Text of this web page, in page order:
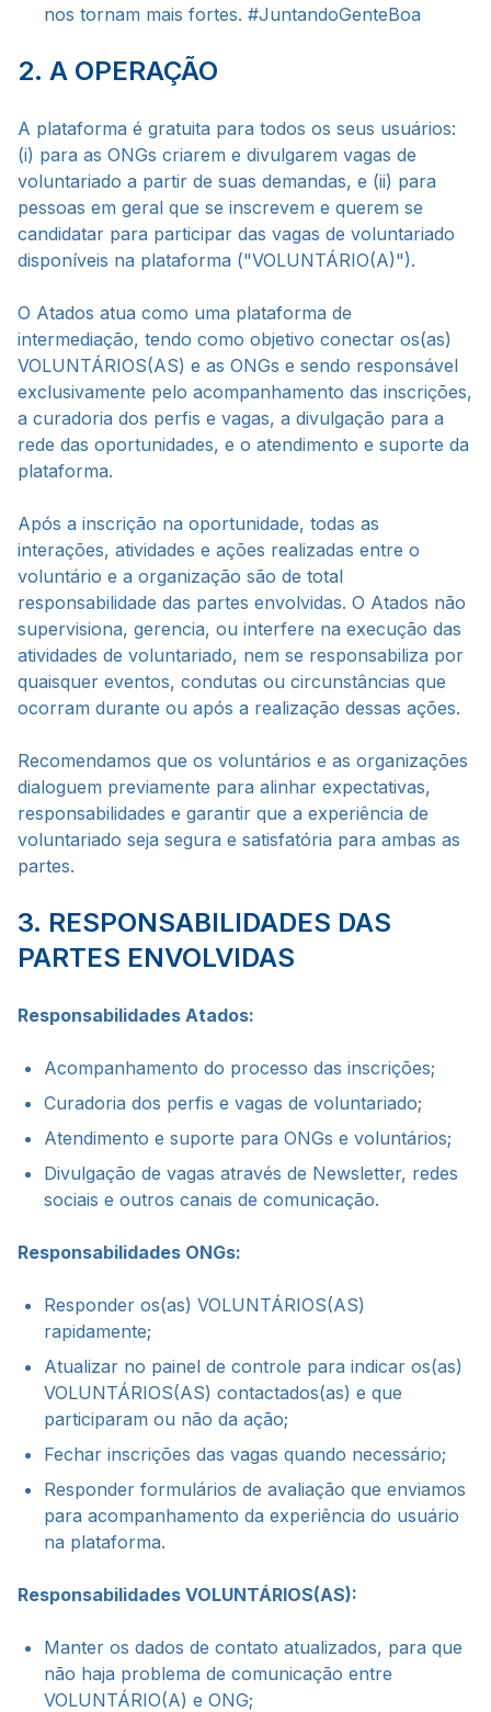
nos tornam mais fortes. #JuntandoGenteBoa
2. A OPERAÇÃO
A plataforma é gratuita para todos os seus usuários:
(i) para as ONGs criarem e divulgarem vagas de
voluntariado a partir de suas demandas, e (ii) para
pessoas em geral que se inscrevem e querem se
candidatar para participar das vagas de voluntariado
disponíveis na plataforma ("VOLUNTÁRIO(A)").
O Atados atua como uma plataforma de
intermediação, tendo como objetivo conectar os(as)
VOLUNTÁRIOS(AS) e as ONGs e sendo responsável
exclusivamente pelo acompanhamento das inscrições,
a curadoria dos perfis e vagas, a divulgação para a
rede das oportunidades, e o atendimento e suporte da
plataforma.
Após a inscrição na oportunidade, todas as
interações, atividades e ações realizadas entre o
voluntário e a organização são de total
responsabilidade das partes envolvidas. O Atados não
supervisiona, gerencia, ou interfere na execução das
atividades de voluntariado, nem se responsabiliza por
quaisquer eventos, condutas ou circunstâncias que
ocorram durante ou após a realização dessas ações.
Recomendamos que os voluntários e as organizações
dialoguem previamente para alinhar expectativas,
responsabilidades e garantir que a experiência de
voluntariado seja segura e satisfatória para ambas as
partes.
3. RESPONSABILIDADES DAS
PARTES ENVOLVIDAS
Responsabilidades Atados:
Acompanhamento do processo das inscrições;
Curadoria dos perfis e vagas de voluntariado;
Atendimento e suporte para ONGs e voluntários;
Divulgação de vagas através de Newsletter, redes
sociais e outros canais de comunicação.
Responsabilidades ONGs:
Responder os(as) VOLUNTÁRIOS(AS)
rapidamente;
Atualizar no painel de controle para indicar os(as)
VOLUNTÁRIOS(AS) contactados(as) e que
participaram ou não da ação;
Fechar inscrições das vagas quando necessário;
Responder formulários de avaliação que enviamos
para acompanhamento da experiência do usuário
na plataforma.
Responsabilidades VOLUNTÁRIOS(AS):
Manter os dados de contato atualizados, para que
não haja problema de comunicação entre
VOLUNTÁRIO(A) e ONG;